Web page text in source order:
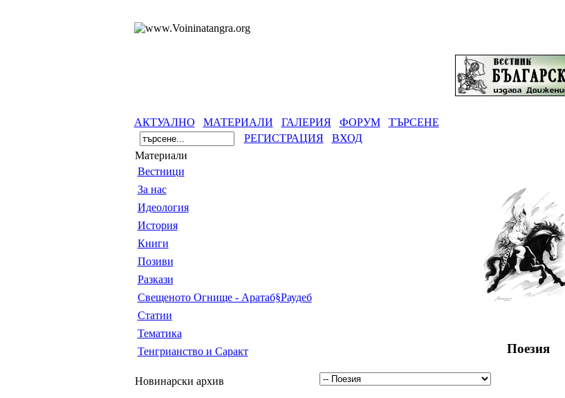
АКТУАЛНО МАТЕРИАЛИ ГАЛЕРИЯ ФОРУМ
ТЪРСЕНЕ
РЕГИСТРАЦИЯ
ВХОД
Материали
Вестници
За нас
Идеология
История
Книги
Позиви
Разкази
Свещеното Огнище - Аратаб§Раудеб
Статии
Тематика
Тенгрианство и Саракт
Новинарски архив
Поезия